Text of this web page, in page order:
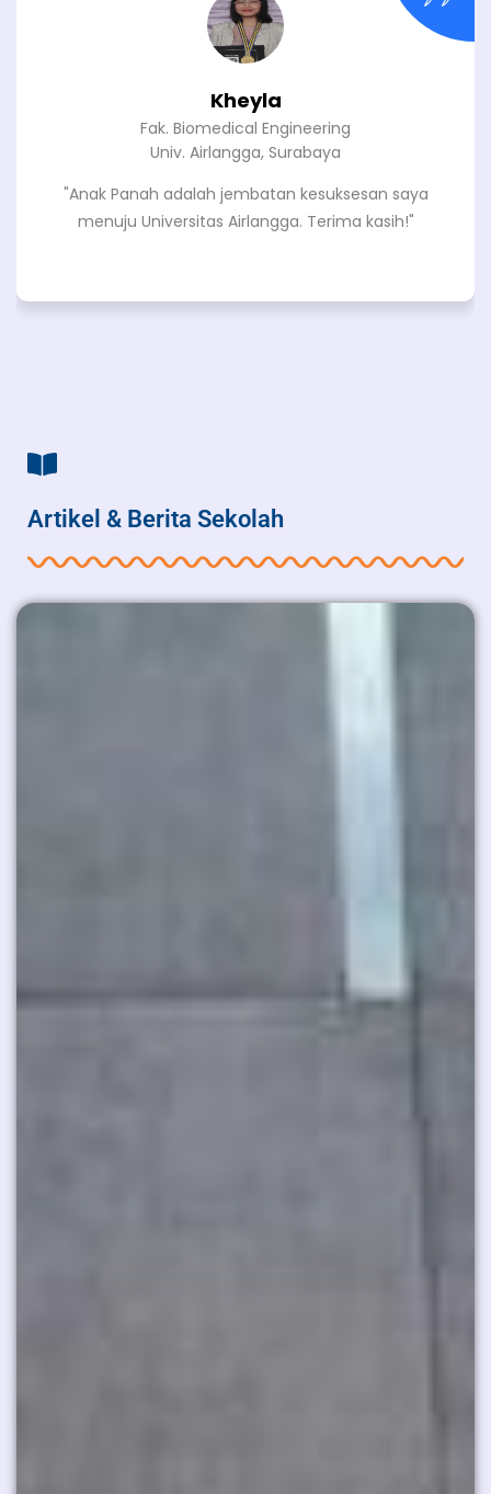
Benedicto
Fakultas Teknik Komputer
Universitas Indonesia, Depok
"Bangga diterima di UI, semua berkat pembimbing
hebat di Anak Panah Cyberschool!"
Artikel & Berita Sekolah